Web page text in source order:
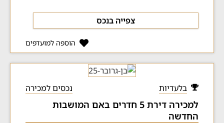
צפייה בנכס
הוספה למועדפים
בלעדיות נכסים למכירה
למכירה דירת 5 חדרים באם המושבות
החדשה